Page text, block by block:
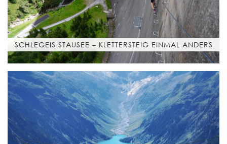
SCHLEGEIS STAUSEE – KLETTERSTEIG EINMAL ANDERS